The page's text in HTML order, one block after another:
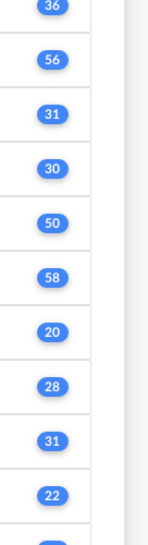
36
56
31
30
50
58
20
28
31
22